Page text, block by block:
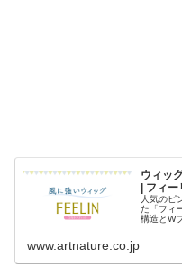
ウィッ
| フィ
人気のピ
た「フィ
構造とW
www.artnature.co.jp